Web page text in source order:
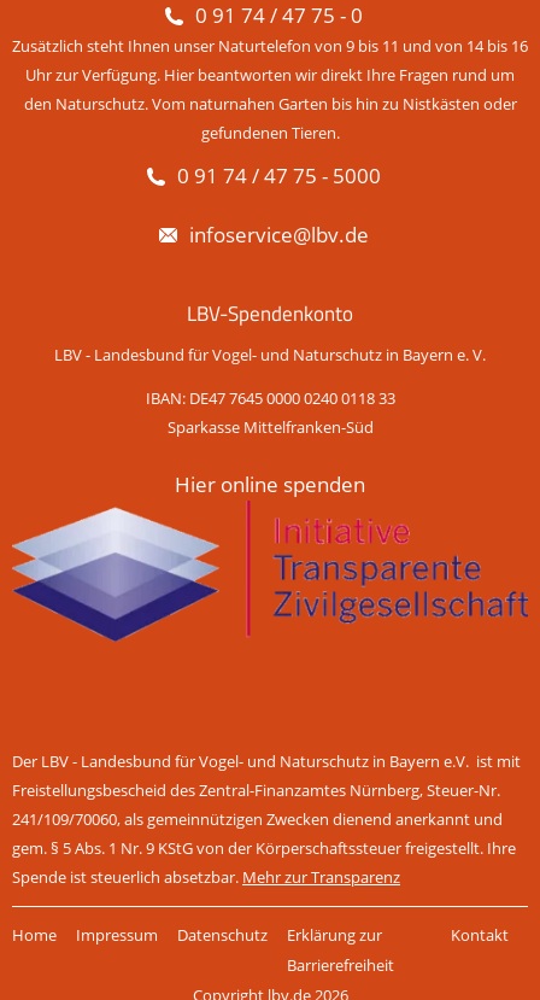
0 91 74 / 47 75 - 0
Zusätzlich steht Ihnen unser Naturtelefon von 9 bis 11 und von 14 bis 16
Uhr zur Verfügung. Hier beantworten wir direkt Ihre Fragen rund um
den Naturschutz. Vom naturnahen Garten bis hin zu Nistkästen oder
gefundenen Tieren.
0 91 74 / 47 75 - 5000
infoservice@lbv.de
LBV-Spendenkonto
LBV - Landesbund für Vogel- und Naturschutz in Bayern e. V.
IBAN: DE47 7645 0000 0240 0118 33
Sparkasse Mittelfranken-Süd
Hier online spenden
Der LBV - Landesbund für Vogel- und Naturschutz in Bayern e.V. ist mit
Freistellungsbescheid des Zentral-Finanzamtes Nürnberg, Steuer-Nr.
241/109/70060, als gemeinnützigen Zwecken dienend anerkannt und
gem. § 5 Abs. 1 Nr. 9 KStG von der Körperschaftssteuer freigestellt. Ihre
Spende ist steuerlich absetzbar. Mehr zur Transparenz
überspringen
Home Impressum Datenschutz
Erklärung zur
Barrierefreiheit
Kontakt
Copyright lbv.de 2026